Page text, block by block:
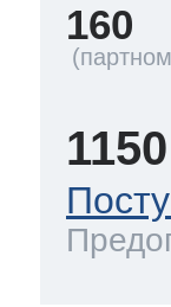
160
1150